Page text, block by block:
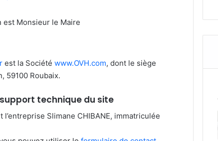
est Monsieur le Maire
est la Société www.OVH.com, dont le siège
59100 Roubaix.
support technique du site
l’entreprise Slimane CHIBANE, immatriculée